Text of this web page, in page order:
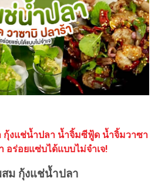
กุ้งแช่น้ำปลา น้ำจิ้มซีฟู้ด น้ำจิ้มวาซา
อร่อยแซ่บได้แบบไม่จำเจ!
ม กุ้งแช่น้ำปลา